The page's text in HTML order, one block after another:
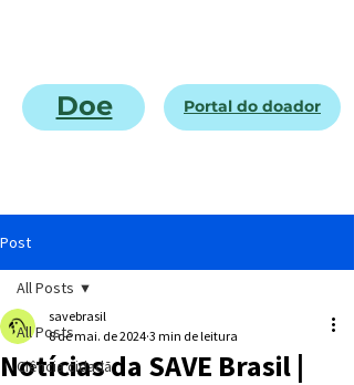
Doe Portal do doador
Post
All Posts
Ciência cidadã
All Posts
Notícias da SAVE Brasil |
savebrasil
8 de mai. de 2024 3 min de leitura